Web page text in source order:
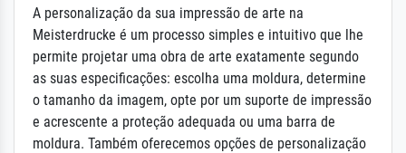
A personalização da sua impressão de arte na
Meisterdrucke é um processo simples e intuitivo que lhe
permite projetar uma obra de arte exatamente segundo
as suas especificações: escolha uma moldura, determine
o tamanho da imagem, opte por um suporte de impressão
e acrescente a proteção adequada ou uma barra de
moldura. Também oferecemos opções de personalização